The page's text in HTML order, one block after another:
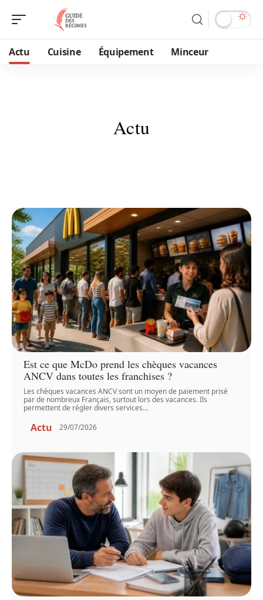
Actu Cuisine Équipement Minceur
Actu
Est ce que McDo prend les chèques vacances
ANCV dans toutes les franchises ?
Les chèques vacances ANCV sont un moyen de paiement prisé
par de nombreux Français, surtout lors des vacances. Ils
permettent de régler divers services…
Actu 29/07/2026